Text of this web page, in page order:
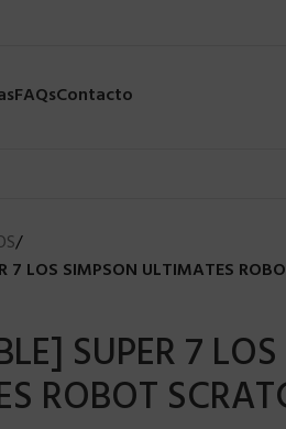
FAQsContacto
/
7 LOS SIMPSON ULTIMATES
SUPER 7
ROBOT